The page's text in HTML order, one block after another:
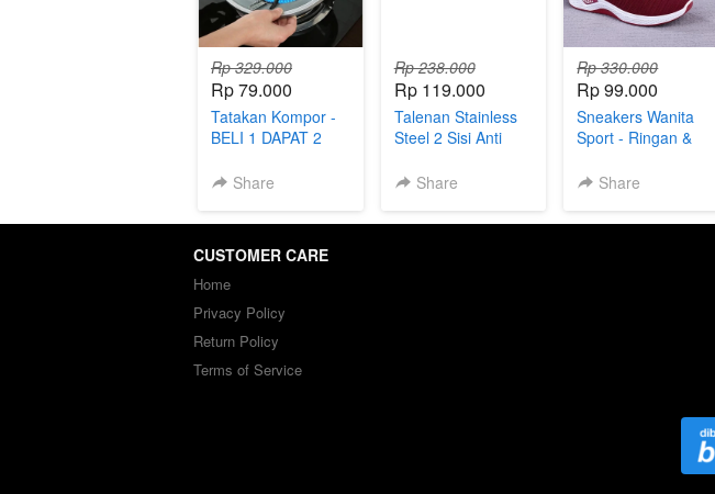
Rp 329.000
Rp 79.000
Tatakan Kompor -
BELI 1 DAPAT 2
Share
Rp 238.000
Rp 119.000
Talenan Stainless
Steel 2 Sisi Anti
Share
Rp 330.000
Rp 99.000
Sneakers Wanita
Sport - Ringan &
Kasual, Tetap
Share
CUSTOMER CARE
Home
Privacy Policy
Return Policy
Terms of Service